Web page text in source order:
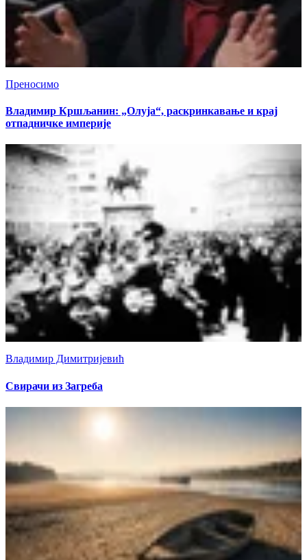
Преносимо
Владимир Кршљанин: „Олуја“, раскринкавање и крај
отпадничке империје
Владимир Димитријевић
Свирачи из Загреба